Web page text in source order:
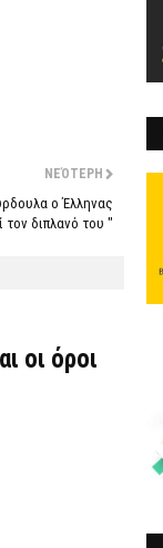
ΝΕΌΤΕΡΗ
ο Έλληνας
τον διπλανό του "
οι όροι